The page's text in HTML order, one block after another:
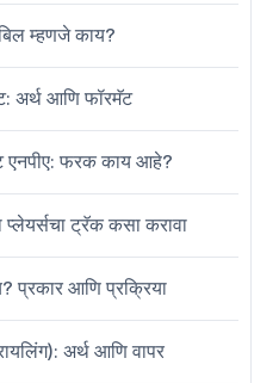
म्हणजे काय?
अर्थ आणि फॉरमॅट
एनपीए: फरक काय आहे?
प्लेयर्सचा ट्रॅक कसा करावा
प्रकार आणि प्रक्रिया
अर्थ आणि वापर